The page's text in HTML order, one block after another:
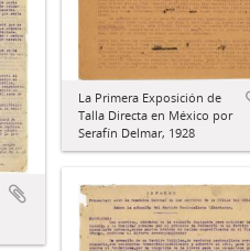
La Primera Exposición de
Talla Directa en México por
Serafín Delmar, 1928